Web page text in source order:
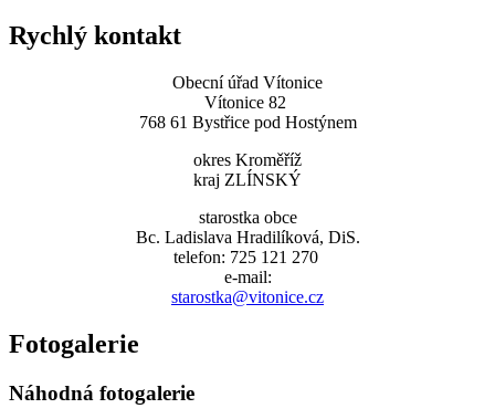
Rychlý kontakt
Obecní úřad Vítonice
Vítonice 82
768 61 Bystřice pod Hostýnem
okres Kroměříž
kraj ZLÍNSKÝ
starostka obce
Bc. Ladislava Hradilíková, DiS.
telefon: 725 121 270
e-mail:
starostka@vitonice.cz
Fotogalerie
Náhodná fotogalerie